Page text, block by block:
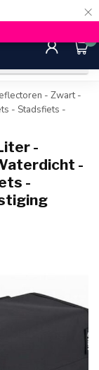
×
Gratis
0
- Zwart -
- Stadsfiets -
-
-
-